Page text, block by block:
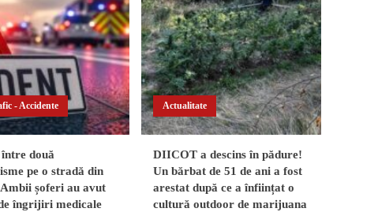
- Accidente
două
pe o stradă din
șoferi au avut
îngrijiri medicale
Actualitate
DIICOT a descins în pădure!
Un bărbat de 51 de ani a fost
arestat după ce a înființat o
cultură outdoor de marijuana